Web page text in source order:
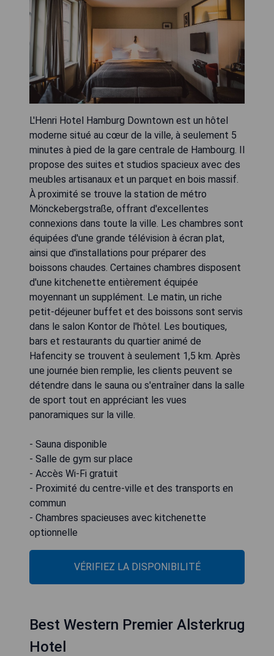
L'Henri Hotel Hamburg Downtown est un hôtel
moderne situé au cœur de la ville, à seulement 5
minutes à pied de la gare centrale de Hambourg. Il
propose des suites et studios spacieux avec des
meubles artisanaux et un parquet en bois massif.
À proximité se trouve la station de métro
Mönckebergstraße, offrant d'excellentes
connexions dans toute la ville. Les chambres sont
équipées d'une grande télévision à écran plat,
ainsi que d'installations pour préparer des
boissons chaudes. Certaines chambres disposent
d'une kitchenette entièrement équipée
moyennant un supplément. Le matin, un riche
petit-déjeuner buffet et des boissons sont servis
dans le salon Kontor de l'hôtel. Les boutiques,
bars et restaurants du quartier animé de
Hafencity se trouvent à seulement 1,5 km. Après
une journée bien remplie, les clients peuvent se
détendre dans le sauna ou s'entraîner dans la salle
de sport tout en appréciant les vues
panoramiques sur la ville.
- Sauna disponible
- Salle de gym sur place
- Accès Wi-Fi gratuit
- Proximité du centre-ville et des transports en
commun
- Chambres spacieuses avec kitchenette
optionnelle
VÉRIFIEZ LA DISPONIBILITÉ
Best Western Premier Alsterkrug
Hotel